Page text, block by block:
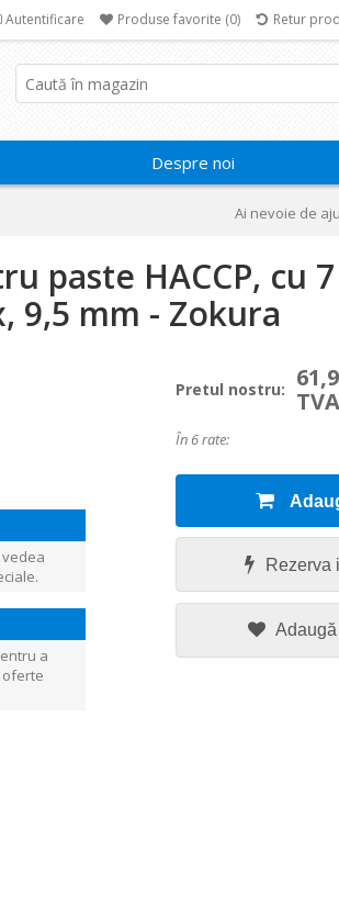
Autentificare Produse favorite (0) Retur
Despre noi
Ai nevoie de
paste HACCP, cu
9,5 mm - Zokura
a
oferte
Pretul nostru:
TVA
În 6 rate:
Rezerva